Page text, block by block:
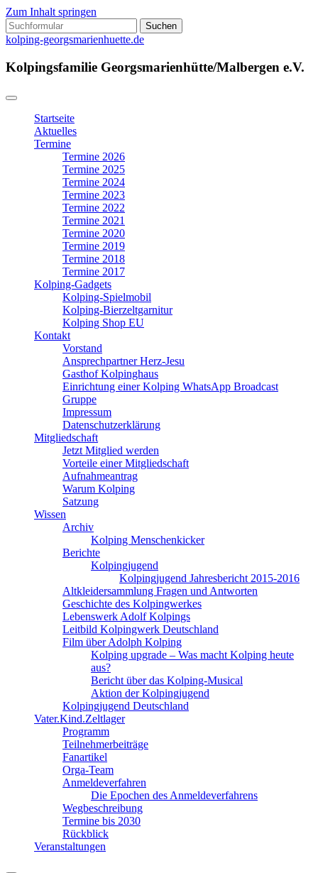
Zum Inhalt springen
Suchen
nach:
kolping-georgsmarienhuette.de
Kolpingsfamilie Georgsmarienhütte/Malbergen e.V.
Startseite
Aktuelles
Termine
Termine 2026
Termine 2025
Termine 2024
Termine 2023
Termine 2022
Termine 2021
Termine 2020
Termine 2019
Termine 2018
Termine 2017
Kolping-Gadgets
Kolping-Spielmobil
Kolping-Bierzeltgarnitur
Kolping Shop EU
Kontakt
Vorstand
Ansprechpartner Herz-Jesu
Gasthof Kolpinghaus
Einrichtung einer Kolping WhatsApp Broadcast
Gruppe
Impressum
Datenschutzerklärung
Mitgliedschaft
Jetzt Mitglied werden
Vorteile einer Mitgliedschaft
Aufnahmeantrag
Warum Kolping
Satzung
Wissen
Archiv
Kolping Menschenkicker
Berichte
Kolpingjugend
Kolpingjugend Jahresbericht 2015-2016
Altkleidersammlung Fragen und Antworten
Geschichte des Kolpingwerkes
Lebenswerk Adolf Kolpings
Leitbild Kolpingwerk Deutschland
Film über Adolph Kolping
Kolping upgrade – Was macht Kolping heute
aus?
Bericht über das Kolping-Musical
Aktion der Kolpingjugend
Kolpingjugend Deutschland
Vater.Kind.Zeltlager
Programm
Teilnehmerbeiträge
Fanartikel
Orga-Team
Anmeldeverfahren
Die Epochen des Anmeldeverfahrens
Wegbeschreibung
Termine bis 2030
Rückblick
Veranstaltungen